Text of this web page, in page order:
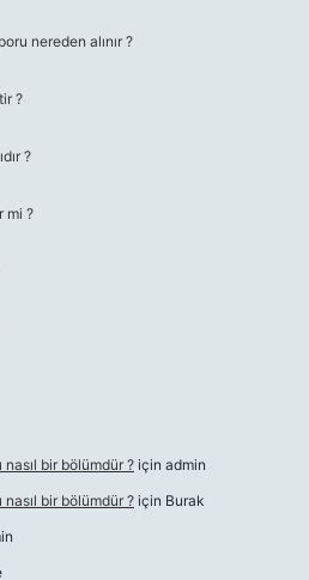
nereden alınır ?
?
?
mi ?
bir bölümdür ? için admin
bir bölümdür ? için Burak